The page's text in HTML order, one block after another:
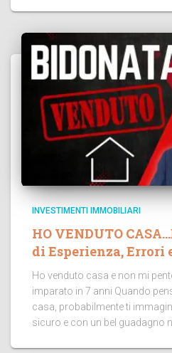
INVESTIMENTI IMMOBILIARI
HO VENDUTO
di Esperienza, Errori
Ho venduto casa e non mi
imparato in 7 anni Quando
casa, probabilmente ti
sicuro e con un bel guadagno